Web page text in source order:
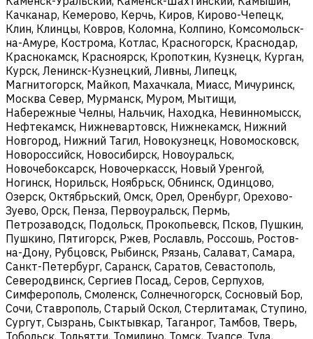
Качканар, Кемерово, Керчь, Киров, Кирово-Чепецк,
Клин, Клинцы, Ковров, Коломна, Колпино, Комсомольск-
на-Амуре, Кострома, Котлас, Красногорск, Краснодар,
Краснокамск, Красноярск, Кропоткин, Кузнецк, Курган,
Курск, Ленинск-Кузнецкий, Ливны, Липецк,
Магнитогорск, Майкоп, Махачкала, Миасс, Мичуринск,
Москва Север, Мурманск, Муром, Мытищи,
Набережные Челны, Нальчик, Находка, Невинномысск,
Нефтекамск, Нижневартовск, Нижнекамск, Нижний
Новгород, Нижний Тагил, Новокузнецк, Новомосковск,
Новороссийск, Новосибирск, Новоуральск,
Новочебоксарск, Новочеркасск, Новый Уренгой,
Ногинск, Норильск, Ноябрьск, Обнинск, Одинцово,
Озерск, Октябрьский, Омск, Орел, Оренбург, Орехово-
Зуево, Орск, Пенза, Первоуральск, Пермь,
Петрозаводск, Подольск, Прокопьевск, Псков, Пушкин,
Пушкино, Пятигорск, Ржев, Рославль, Россошь, Ростов-
на-Дону, Рубцовск, Рыбинск, Рязань, Салават, Самара,
Санкт-Петербург, Саранск, Саратов, Севастополь,
Северодвинск, Сергиев Посад, Серов, Серпухов,
Симферополь, Смоленск, Солнечногорск, Сосновый Бор,
Сочи, Ставрополь, Старый Оскол, Стерлитамак, Ступино,
Сургут, Сызрань, Сыктывкар, Таганрог, Тамбов, Тверь,
Тобольск, Тольятти, Томилино, Томск, Туапсе, Тула,